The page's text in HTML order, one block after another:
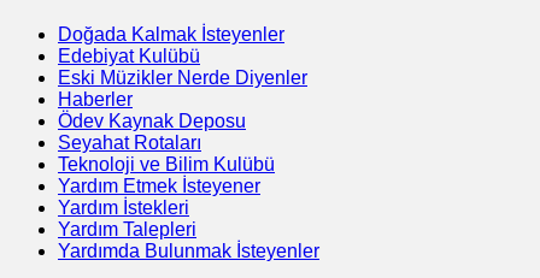
Doğada Kalmak İsteyenler
Edebiyat Kulübü
Eski Müzikler Nerde Diyenler
Haberler
Ödev Kaynak Deposu
Seyahat Rotaları
Teknoloji ve Bilim Kulübü
Yardım Etmek İsteyener
Yardım İstekleri
Yardım Talepleri
Yardımda Bulunmak İsteyenler